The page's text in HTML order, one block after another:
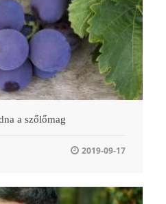
a szőlőmag
2019-09-17